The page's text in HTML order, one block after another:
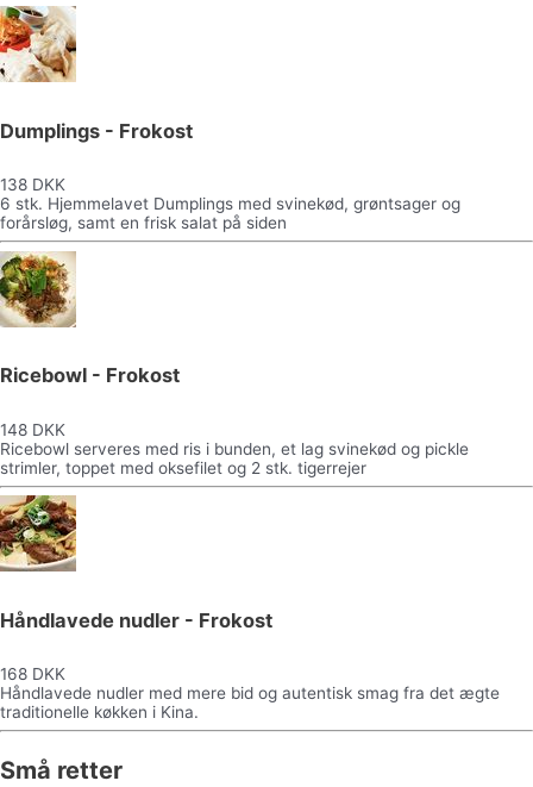
Dumplings - Frokost
138 DKK
6 stk. Hjemmelavet Dumplings med svinekød, grøntsager og
forårsløg, samt en frisk salat på siden
Ricebowl - Frokost
148 DKK
Ricebowl serveres med ris i bunden, et lag svinekød og pickle
strimler, toppet med oksefilet og 2 stk. tigerrejer
Håndlavede nudler - Frokost
168 DKK
Håndlavede nudler med mere bid og autentisk smag fra det ægte
traditionelle køkken i Kina.
Små retter